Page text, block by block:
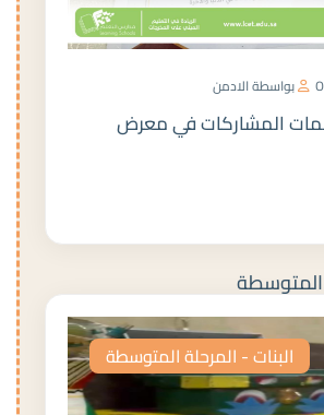
بواسطة الادمن
المشاركات في معرض
المتوسطة
البنات - المرحلة المتوسطة